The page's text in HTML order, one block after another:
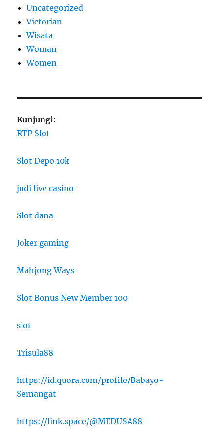
Uncategorized
Victorian
Wisata
Woman
Women
Kunjungi:
RTP Slot
Slot Depo 10k
judi live casino
Slot dana
Joker gaming
Mahjong Ways
Slot Bonus New Member 100
slot
Trisula88
https://id.quora.com/profile/Babayo-
Semangat
https://link.space/@MEDUSA88